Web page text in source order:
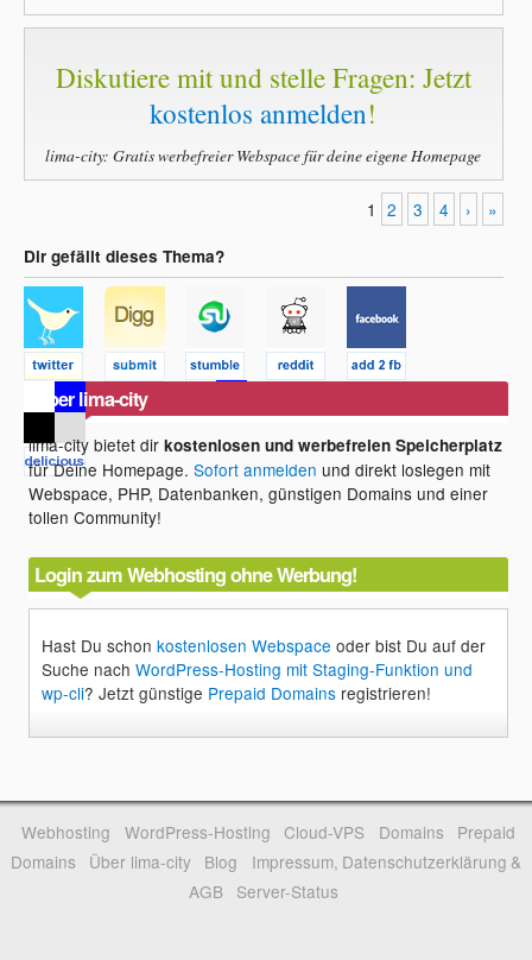
Diskutiere mit und stelle Fragen: Jetzt
kostenlos anmelden!
lima-city: Gratis werbefreier Webspace für deine eigene Homepage
1 2 3 4 › »
Dir gefällt dieses Thema?
Über lima-city
lima-city bietet dirkostenlosen und werbefreien Speicherplatz
für Deine Homepage.Sofort anmelden und direkt loslegen mit
Webspace, PHP, Datenbanken, günstigen Domains und einer
tollen Community!
Login zum Webhosting ohne Werbung!
Hast Du schonkostenlosen Webspace oder bist Du auf der
Suche nachWordPress-Hosting mit Staging-Funktion und
wp-cli? Jetzt günstige Prepaid Domains registrieren!
Webhosting WordPress-Hosting Cloud-VPS Domains
Prepaid
Domains
Über lima-city Blog
Impressum, Datenschutzerklärung &
AGB
Server-Status